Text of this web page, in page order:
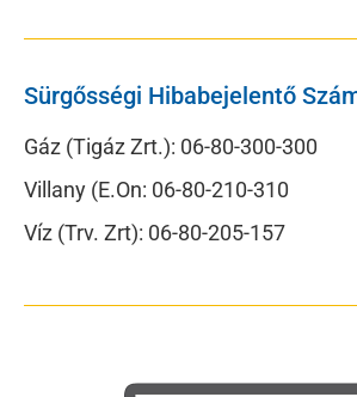
Sürgősségi Hibabejelentő
Gáz (Tigáz Zrt.): 06-80-300-300
Villany (E.On: 06-80-210-310
Víz (Trv. Zrt): 06-80-205-157